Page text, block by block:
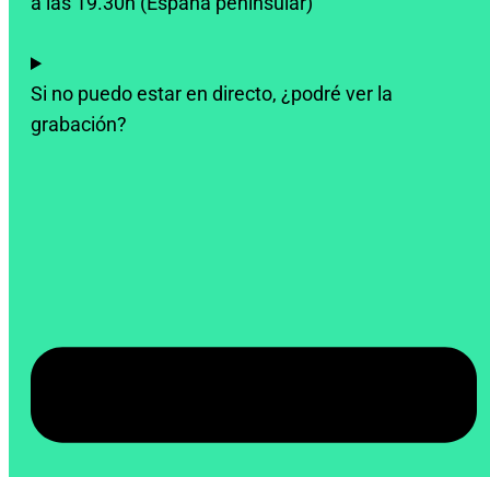
Si no puedo estar en directo, ¿podré ver la
grabación?